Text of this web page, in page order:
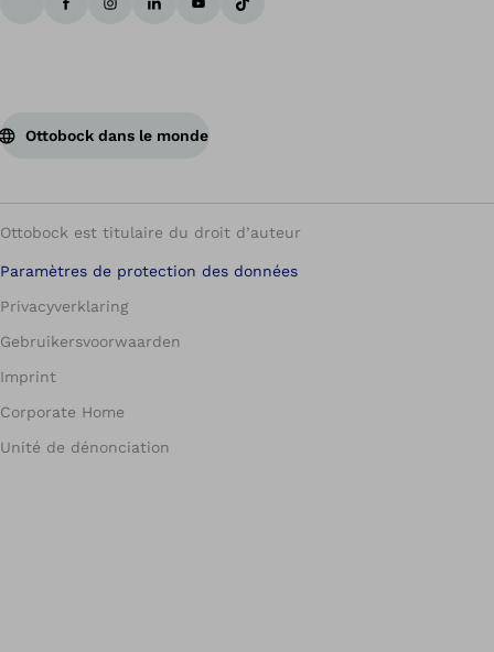
Ottobock dans le monde
Ottobock est titulaire du droit d’auteur
Paramètres de protection des données
Privacyverklaring
Gebruikersvoorwaarden
Imprint
Corporate Home
Unité de dénonciation